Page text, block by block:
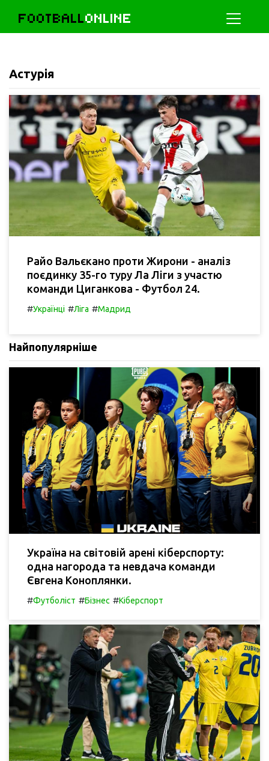
FOOTBALLONLINE
Астурія
Райо Вальєкано проти Жирони - аналіз
поєдинку 35-го туру Ла Ліги з участю
команди Циганкова - Футбол 24.
#Українці #Ліга #Мадрид
Найпопулярніше
Україна на світовій арені кіберспорту:
одна нагорода та невдача команди
Євгена Коноплянки.
#Футболіст #Бізнес #Кіберспорт